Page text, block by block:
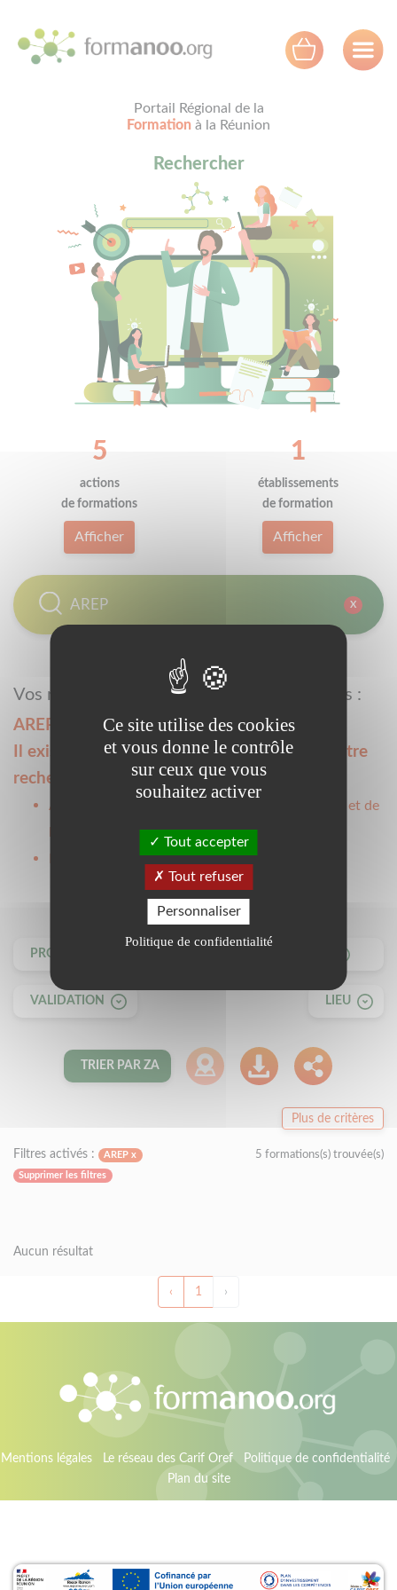
Portail Régional de la
Formation à la Réunion
Rechercher
X
5
actions
de formations
Afficher
1
établissements
de formation
Afficher
Vos résultats pour les actions de formations :
AREP
Il existe plusieurs secteurs d'activité pour votre
recherche :
Autres professions, professions d'enseignement et de
la magistrature
Formation d'insertion
PROPOSÉES PAR
VALIDATION LIEU
TRIER PAR ZA
Plus de critères
Filtres activés : AREP x
Supprimer les filtres
5 formations(s) trouvée(s)
Aucun résultat
‹ 1 ›
Mentions légales Le réseau des Carif Oref
Politique de confidentialité
Plan du site
Ce site utilise des cookies
et vous donne le contrôle
sur ceux que vous
souhaitez activer
Tout accepter
Tout refuser
Personnaliser
Politique de confidentialité